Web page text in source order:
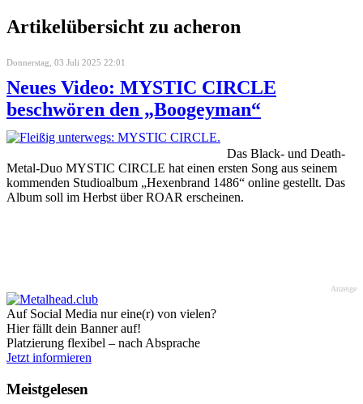
Artikelübersicht zu acheron
Donnerstag, 03 Juli 2025 22:01
Neues Video: MYSTIC CIRCLE
beschwören den „Boogeyman“
Das Black- und Death-
Metal-Duo MYSTIC CIRCLE hat einen ersten Song aus seinem
kommenden Studioalbum „Hexenbrand 1486“ online gestellt. Das
Album soll im Herbst über ROAR erscheinen.
Anzeige
Auf Social Media nur eine(r) von vielen?
Hier fällt dein Banner auf!
Platzierung flexibel – nach Absprache
Jetzt informieren
Meistgelesen